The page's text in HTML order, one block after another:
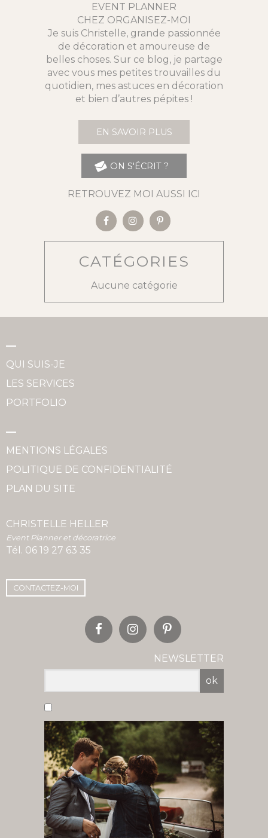
EVENT PLANNER
CHEZ ORGANISEZ-MOI
Je suis Christelle, grande passionnée
de décoration et amoureuse de
belles choses. Sur ce blog, je partage
avec vous mes petites trouvailles du
quotidien, mes astuces en décoration
et bien d’autres pépites !
EN SAVOIR PLUS
ON S'ÉCRIT ?
RETROUVEZ MOI AUSSI ICI
CATÉGORIES
Aucune catégorie
QUI SUIS-JE
LES SERVICES
PORTFOLIO
MENTIONS LÉGALES
POLITIQUE DE CONFIDENTIALITÉ
PLAN DU SITE
CHRISTELLE HELLER
Event Planner et décoratrice
Tél. 06 19 27 63 35
CONTACTEZ-MOI
NEWSLETTER
ok